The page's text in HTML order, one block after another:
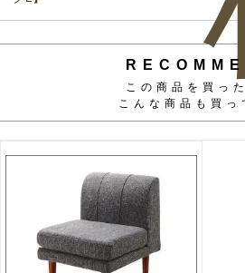
この商品を買っ
こんな商品も買っ